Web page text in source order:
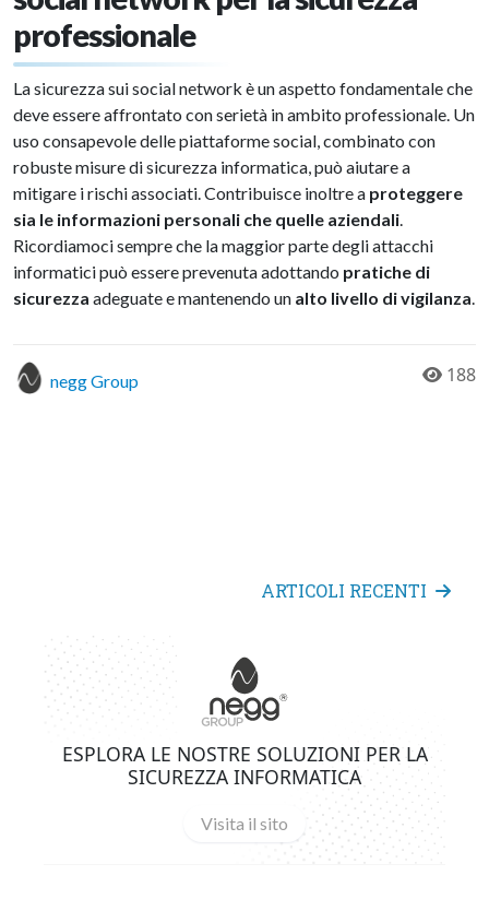
professionale
La sicurezza sui social network è un aspetto fondamentale che
deve essere affrontato con serietà in ambito professionale. Un
uso consapevole delle piattaforme social, combinato con
robuste misure di sicurezza informatica, può aiutare a
mitigare i rischi associati. Contribuisce inoltre a proteggere
sia le informazioni personali che quelle aziendali.
Ricordiamoci sempre che la maggior parte degli attacchi
informatici può essere prevenuta adottando pratiche di
sicurezza adeguate e mantenendo un alto livello di vigilanza.
negg Group 188
ARTICOLI RECENTI
ESPLORA LE NOSTRE SOLUZIONI PER LA
SICUREZZA INFORMATICA
Visita il sito